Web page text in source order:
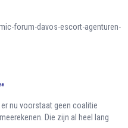
forum-davos-escort-agenturen-
nu voorstaat geen coalitie
Die zijn al heel lang